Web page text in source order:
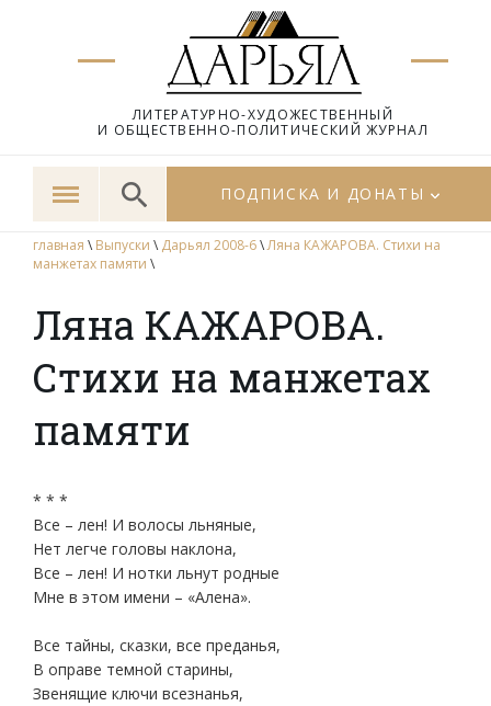
ЛИТЕРАТУРНО-ХУДОЖЕСТВЕННЫЙ
И ОБЩЕСТВЕННО-ПОЛИТИЧЕСКИЙ ЖУРНАЛ
ПОДПИСКА И ДОНАТЫ
главная \ Выпуски \ Дарьял 2008-6\Ляна КАЖАРОВА. Стихи на
манжетах памяти \
Ляна КАЖАРОВА.
Стихи на манжетах
памяти
* * *
Все – лен! И волосы льняные,
Нет легче головы наклона,
Все – лен! И нотки льнут родные
Мне в этом имени – «Алена».
Все тайны, сказки, все преданья,
В оправе темной старины,
Звенящие ключи всезнанья,